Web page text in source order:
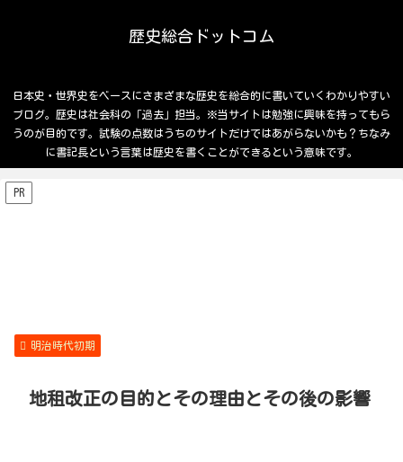
歴史総合ドットコム
日本史・世界史をベースにさまざまな歴史を総合的に書いていくわかりやすい
ブログ。歴史は社会科の「過去」担当。※当サイトは勉強に興味を持ってもら
うのが目的です。試験の点数はうちのサイトだけではあがらないかも？ちなみ
に書記長という言葉は歴史を書くことができるという意味です。
PR
明治時代初期
地租改正の目的とその理由とその後の影響